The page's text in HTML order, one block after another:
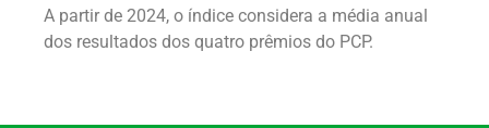
A partir de 2024, o índice considera a média anual
dos resultados dos quatro prêmios do PCP.